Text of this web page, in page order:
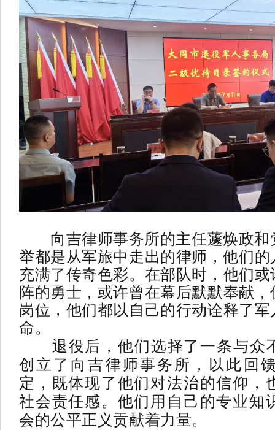
向吉律师事务所的主任蘧焕政和
举都是从军旅中走出的律师，他们
充满了传奇色彩。在部队时，他们
阵的勇士，或许曾在幕后默默奉献
岗位，他们都以自己的行动诠释了
命。
退役后，他们选择了一条与众
创立了向吉律师事务所，以此回
定，既体现了他们对法治的信仰，
社会责任感。他们用自己的专业知
会的公平正义贡献着力量。